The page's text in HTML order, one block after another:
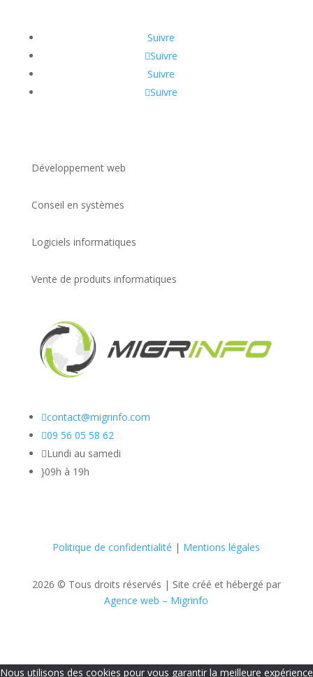
Suivre
Suivre
Suivre
Suivre
Développement web
Conseil en systèmes
Logiciels informatiques
Vente de produits informatiques
contact@migrinfo.com
09 56 05 58 62
Lundi au samedi
}09h à 19h
Politique de confidentialité | Mentions légales
2026 © Tous droits réservés | Site créé et hébergé par
Agence web – Migrinfo
Nous utilisons des cookies pour vous garantir la meilleure expérience